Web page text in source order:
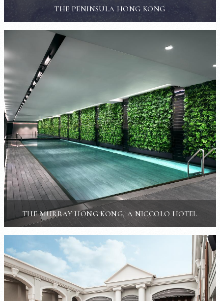
THE PENINSULA HONG KONG
THE MURRAY HONG KONG, A NICCOLO HOTEL